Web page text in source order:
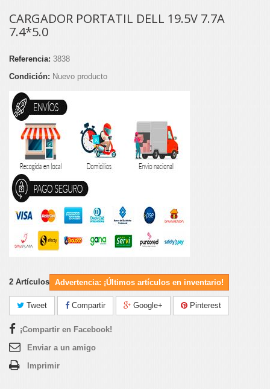
CARGADOR PORTATIL DELL 19.5V 7.7A
7.4*5.0
Referencia: 3838
Condición: Nuevo producto
2 Artículos Advertencia: ¡Últimos artículos en inventario!
Tweet Compartir Google+ Pinterest
¡Compartir en Facebook!
Enviar a un amigo
Imprimir